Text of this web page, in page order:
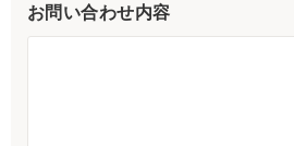
お問い合わせ内容